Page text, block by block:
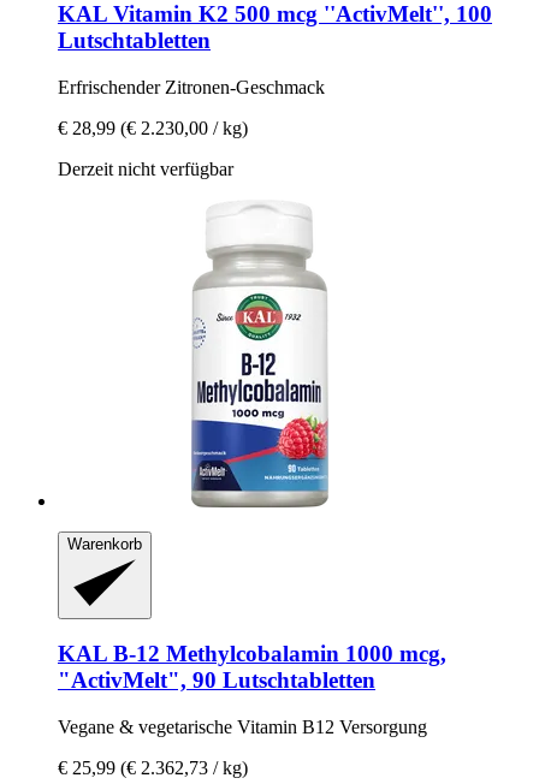
KAL Vitamin K2 500 mcg ''ActivMelt'', 100
Lutschtabletten
Erfrischender Zitronen-​Geschmack
€ 28,99 (€ 2.230,00 / kg)
Derzeit nicht verfügbar
Warenkorb
KAL B-​12 Methylcobalamin 1000 mcg,
"ActivMelt", 90 Lutschtabletten
Vegane & vegetarische Vitamin B12 Versorgung
€ 25,99 (€ 2.362,73 / kg)